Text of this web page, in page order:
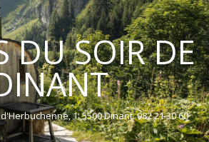
DU SOIR DE
1. 5500 Dinant. 082 21 30 60